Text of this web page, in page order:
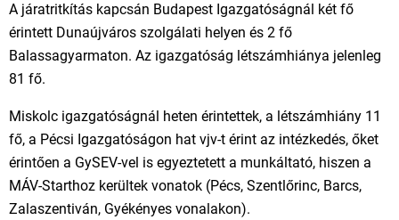
A járatritkítás kapcsán Budapest Igazgatóságnál két fő
érintett Dunaújváros szolgálati helyen és 2 fő
Balassagyarmaton. Az igazgatóság létszámhiánya jelenleg
81 fő.
Miskolc igazgatóságnál heten érintettek, a létszámhiány 11
fő, a Pécsi Igazgatóságon hat vjv-t érint az intézkedés, őket
érintően a GySEV-vel is egyeztetett a munkáltató, hiszen a
MÁV-Starthoz kerültek vonatok (Pécs, Szentlőrinc, Barcs,
Zalaszentiván, Gyékényes vonalakon).